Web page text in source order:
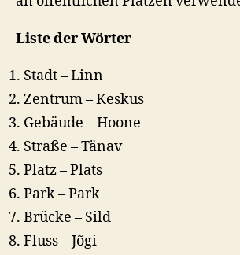
Liste der Wörter
Stadt – Linn
Zentrum – Keskus
Gebäude – Hoone
Straße – Tänav
Platz – Plats
Park – Park
Brücke – Sild
Fluss – Jõgi